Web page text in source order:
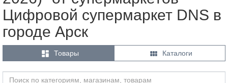
Цифровой супермаркет DNS в
городе Арск
 Товары  Каталоги